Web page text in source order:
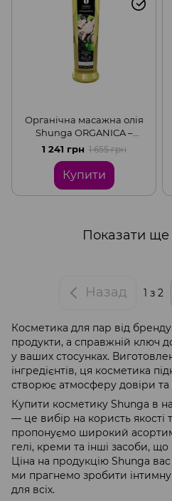
Органічна масажна олія
Shunga ORGANICA –
Natural (240 мл) з
1 241 грн 1 655 грн
Купити
Показати ще
Назад 1 з 2
Косметика для пар від
продукти, а справжній ключ
у ваших стосунках.
інгредієнтів, ця косметика
створює атмосферу довіри та
Купити косметику Shunga в
— це вибір на користь якості
пропонуємо широкий
гелі, креми та інші засоби, що
Ціна на продукцію Shunga
ми прагнемо зробити
для всіх.